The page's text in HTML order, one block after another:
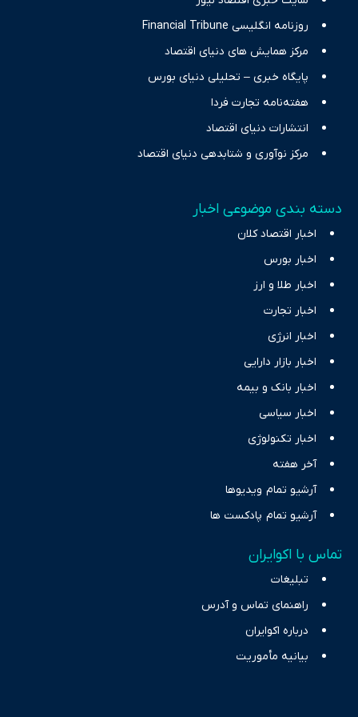
روزنامه انگلیسی Financial Tribune
مرکز همایش های دنیای اقتصاد
پایگاه خبری – تحلیلی دنیای بورس
هفته‌نامه تجارت فردا
انتشارات دنیای اقتصاد
مرکز نوآوری و شتابدهی دنیای اقتصاد
دسته بندی موضوعی اخبار
اخبار اقتصاد کلان
اخبار بورس
اخبار طلا و ارز
اخبار تجارت
اخبار انرژی
اخبار بازار دارایی
اخبار بانک و بیمه
اخبار سیاسی
اخبار تکنولوژی
آخر هفته
آرشیو تمام ویدیوها
آرشیو تمام پادکست ها
تماس با اکوایران
تبلیغات
راهنمای تماس و آدرس
درباره اکوایران
بیانیه مأموریت